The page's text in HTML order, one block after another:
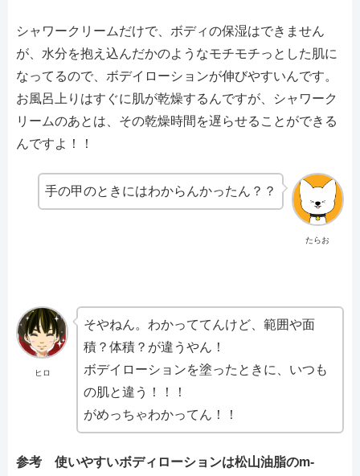
シャワークリームだけで、ボディの保湿はできません
が、水分を抱え込んだかのようなモチモチっとした肌に
なってるので、ボデイローションが伸びやすいんです。
お風呂上りはすぐに肌が乾燥するんですが、シャワーク
リームのあとは、その乾燥時間を遅らせることができる
んですよ！！
たらお
手の甲のときにはわからんかったん？？
ヒロ
そやねん。わかっててんけど、範囲や面
積？体積？が違うやん！
ボデイローションを塗ったときに、いつも
の肌と違う！！！
がめっちゃわかってん！！
参考 使いやすいボディローションは松山油脂のm-